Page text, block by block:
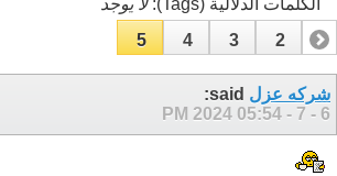
1
2
3
4
5
شركه عزل
6 - 7 - 2024
05:54 PM